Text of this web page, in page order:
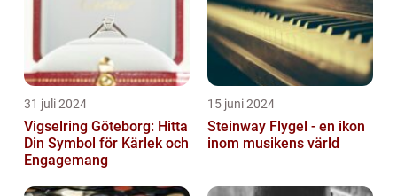
31 juli 2024
Vigselring Göteborg: Hitta
Din Symbol för Kärlek och
Engagemang
15 juni 2024
Steinway Flygel - en ikon
inom musikens värld